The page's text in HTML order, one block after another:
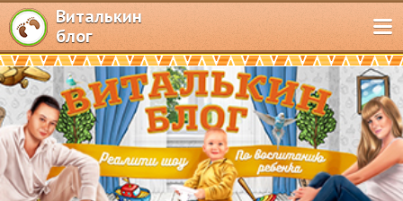
Виталькин
блог